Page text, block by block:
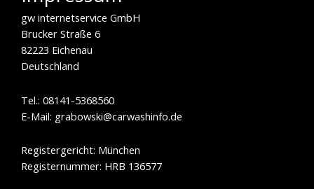
gw internetservice GmbH
Brucker Straße 6
82223 Eichenau
Deutschland
Tel.: 08141-5368560
E-Mail: grabowski@carwashinfo.de
Registergericht: München
Registernummer: HRB 136577